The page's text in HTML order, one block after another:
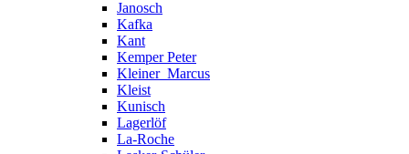
Janosch
Kafka
Kant
Kemper Peter
Kleiner_Marcus
Kleist
Kunisch
Lagerlöf
La-Roche